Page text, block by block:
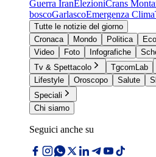
Guerra IranElezioniCrans
boscoGarlascoEmergenza Clima
Tutte le notizie del giorno
Cronaca
Mondo Politica
Video
Foto Infografiche
Tv & Spettacolo
TgcomLab
Lifestyle
Oroscopo Salute
Speciali
Chi siamo
Seguici anche su